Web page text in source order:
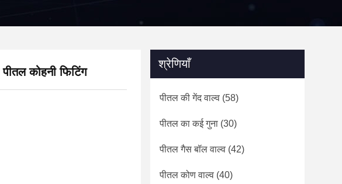
कोहनी फिटिंग
श्रेणियाँ
पीतल की गेंद वाल्व (58)
पीतल का कई गुना (30)
पीतल गैस बॉल वाल्व (42)
पीतल कोण वाल्व (40)